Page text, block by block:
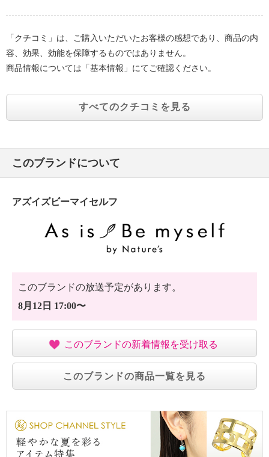
「クチコミ」は、ご購入いただいたお客様の感想であり、商品の内
容、効果、効能を保障するものではありません。
商品情報については「基本情報」にてご確認ください。
すべてのクチコミを見る
このブランドについて
アズイズビーマイセルフ
このブランドの放送予定があります。
8月12日 17:00〜
このブランドの新着情報を受け取る
このブランドの商品一覧を見る